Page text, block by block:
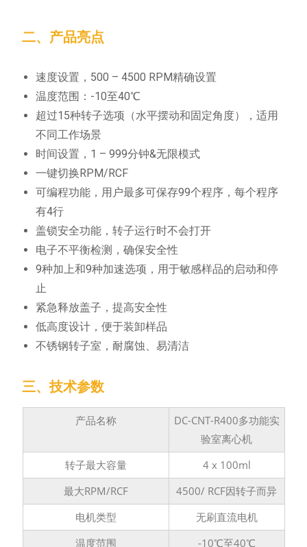
二、产品亮点
速度设置，500 – 4500 RPM精确设置
温度范围：-10至40℃
超过15种转子选项（水平摆动和固定角度），适用
不同工作场景
时间设置，1 – 999分钟&无限模式
一键切换RPM/RCF
可编程功能，用户最多可保存99个程序，每个程序
有4行
盖锁安全功能，转子运行时不会打开
电子不平衡检测，确保安全性
9种加上和9种加速选项，用于敏感样品的启动和停
止
紧急释放盖子，提高安全性
低高度设计，便于装卸样品
不锈钢转子室，耐腐蚀、易清洁
三、技术参数
产品名称
DC-CNT-R400多功能实
验室离心机
转子最大容量
4 x 100ml
最大RPM/RCF
4500/ RCF因转子而异
电机类型
无刷直流电机
温度范围
-10℃至40℃